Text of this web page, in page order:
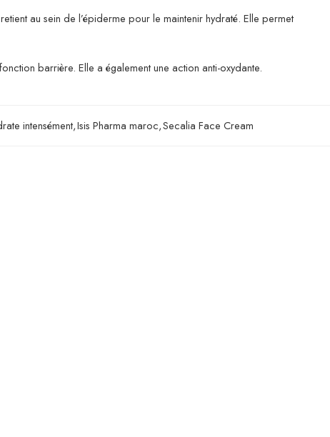
au sein de l’épiderme pour le maintenir hydraté. Elle permet
barrière. Elle a également une action anti-oxydante.
intensément,Isis Pharma maroc,Secalia Face Cream